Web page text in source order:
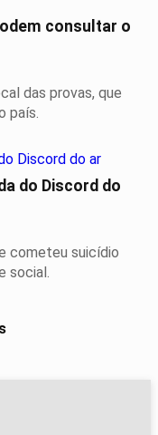
consultar o
das provas, que
país.
do Discord do
cometeu suicídio
social.